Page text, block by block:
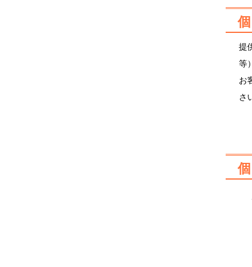
提
等
お
さ